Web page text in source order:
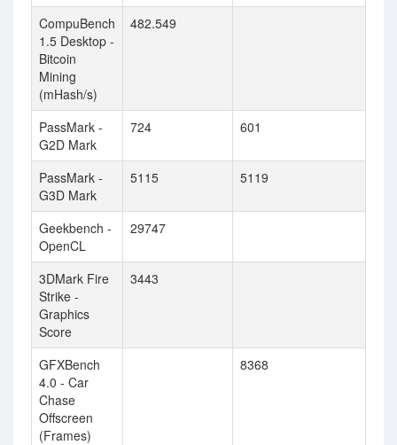
CompuBench
1.5 Desktop -
Bitcoin
Mining
(mHash/s)
482.549
PassMark -
G2D Mark
724 601
PassMark -
G3D Mark
5115 5119
Geekbench -
OpenCL
29747
3DMark Fire
Strike -
Graphics
Score
3443
GFXBench
4.0 - Car
Chase
Offscreen
(Frames)
8368